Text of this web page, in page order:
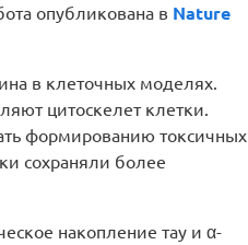
опубликована в Nature
в клеточных моделях.
цитоскелет клетки.
формированию токсичных
сохраняли более
накопление тау и α-